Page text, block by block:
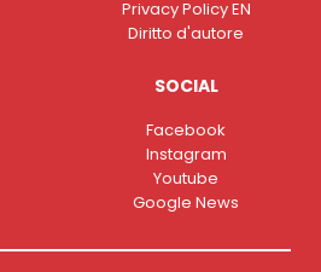
Privacy Policy EN
Diritto d'autore
SOCIAL
Facebook
Instagram
Youtube
Google News